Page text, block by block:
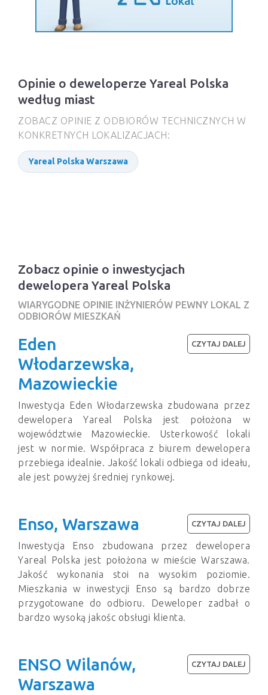
Opinie o deweloperze Yareal Polska
według miast
ZOBACZ OPINIE Z ODBIORÓW TECHNICZNYCH W
KONKRETNYCH LOKALIZACJACH:
Yareal Polska Warszawa
Zobacz opinie o inwestycjach
dewelopera Yareal Polska
WIARYGODNE OPINIE INŻYNIERÓW PEWNY LOKAL Z
ODBIORÓW MIESZKAŃ
Eden
Włodarzewska,
Mazowieckie
Inwestycja Eden Włodarzewska zbudowana przez
dewelopera Yareal Polska jest położona w
województwie Mazowieckie. Usterkowość lokali
jest w normie. Współpraca z biurem dewelopera
przebiega idealnie. Jakość lokali odbiega od ideału,
ale jest powyżej średniej rynkowej.
CZYTAJ DALEJ
Enso, Warszawa
Inwestycja Enso zbudowana przez dewelopera
Yareal Polska jest położona w mieście Warszawa.
Jakość wykonania stoi na wysokim poziomie.
Mieszkania w inwestycji Enso są bardzo dobrze
przygotowane do odbioru. Deweloper zadbał o
bardzo wysoką jakośc obsługi klienta.
CZYTAJ DALEJ
ENSO Wilanów,
Warszawa
CZYTAJ DALEJ